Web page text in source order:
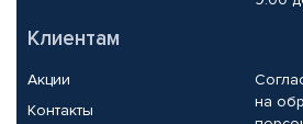
Клиентам
Акции
Контакты
на